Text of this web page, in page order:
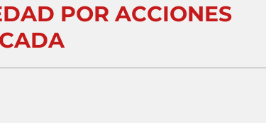
POR ACCIONES